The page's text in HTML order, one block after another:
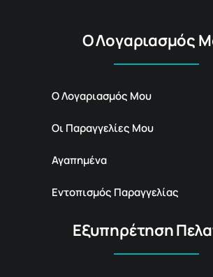
Ο Λογαριασμός
Ο Λογαριασμός Μου
Οι Παραγγελίες Μου
Αγαπημένα
Εντοπισμός Παραγγελίας
Εξυπηρέτηση